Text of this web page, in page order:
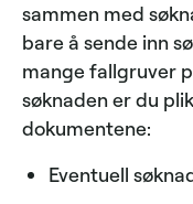
sammen med
bare å sende inn
mange fallgruver
søknaden er du
dokumentene:
Eventuell